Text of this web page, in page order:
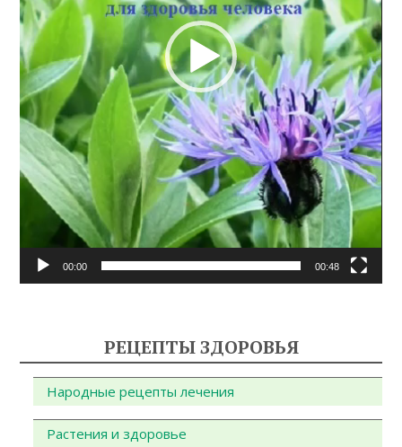
00:00 00:48
РЕЦЕПТЫ ЗДОРОВЬЯ
Народные рецепты лечения
Растения и здоровье